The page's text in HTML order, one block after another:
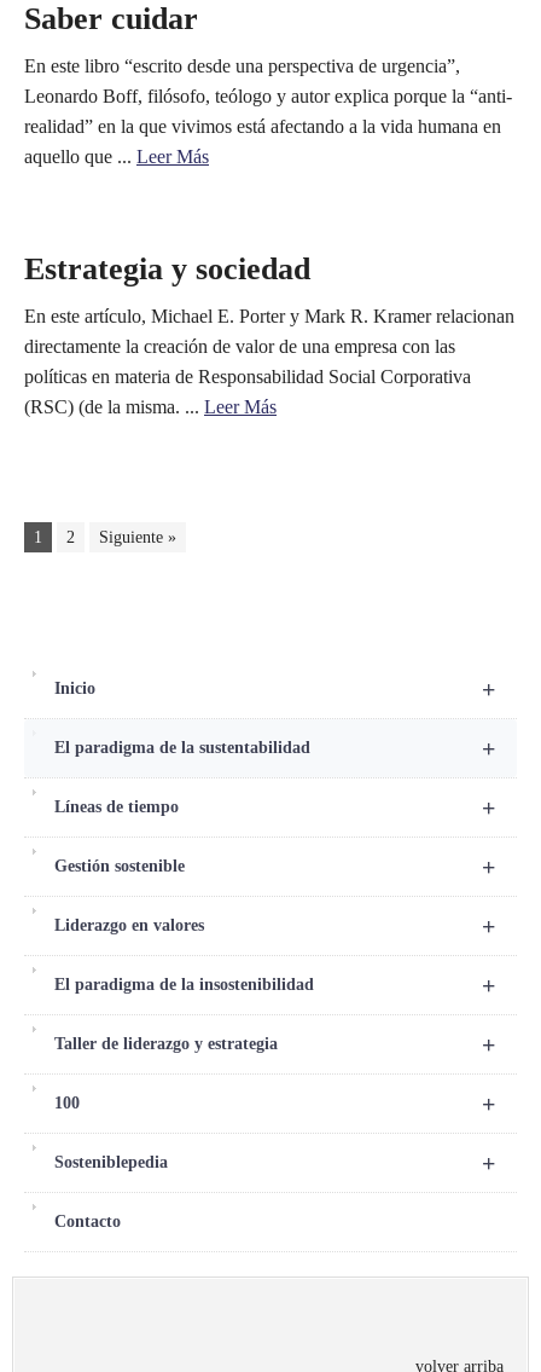
Saber cuidar
En este libro “escrito desde una perspectiva de urgencia”,
Leonardo Boff, filósofo, teólogo y autor explica porque la “anti-
realidad” en la que vivimos está afectando a la vida humana en
aquello que ... Leer Más
Estrategia y sociedad
En este artículo, Michael E. Porter y Mark R. Kramer relacionan
directamente la creación de valor de una empresa con las
políticas en materia de Responsabilidad Social Corporativa
(RSC) (de la misma. ... Leer Más
1 2 Siguiente »
+
Inicio
+
El paradigma de la sustentabilidad
+
Líneas de tiempo
+
Gestión sostenible
+
Liderazgo en valores
+
El paradigma de la insostenibilidad
+
Taller de liderazgo y estrategia
+
100
+
Sosteniblepedia
Contacto
volver arriba